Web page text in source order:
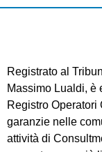
Registrato al
Massimo Lualdi, è
Registro Operatori
garanzie nelle
attività di